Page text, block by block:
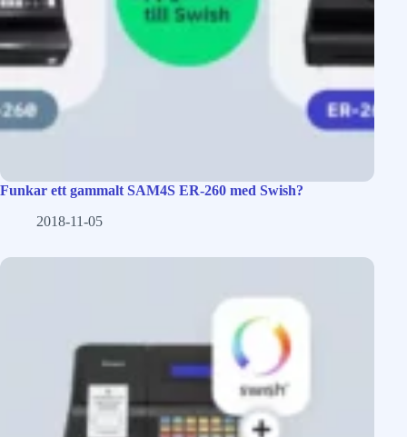
Funkar ett gammalt SAM4S ER-260 med Swish?
2018-11-05